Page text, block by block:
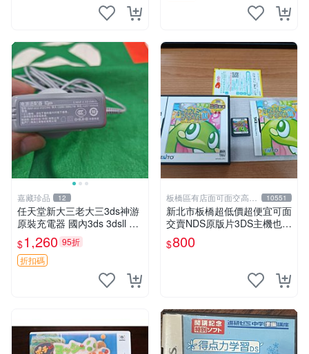
嘉藏珍品 12
任天堂新大三老大三3ds神游
原裝充電器 國內3ds 3dsll ne
w3dsll ndsi ndsill通用 成色9.
9新 原裝正品 東西有現貨 可
以
$1,260 95折
折扣碼
板橋區有店面可面交高價
回收電玩
10551
新北市板橋超低價超便宜可面
交賣NDS原版片3DS主機也可
玩~泡泡龍 DS~便宜賣喔
$800